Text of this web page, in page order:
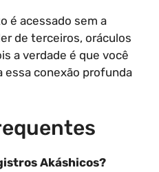
é acessado sem a
de terceiros, oráculos
a verdade é que você
essa conexão profunda
Akáshicos?